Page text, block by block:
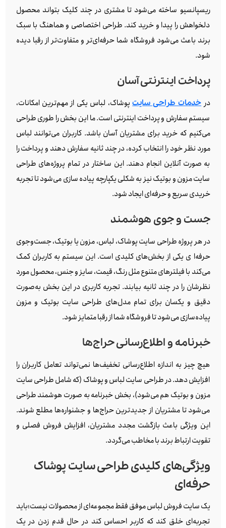
ریسپانسیو ساخته می‌شود تا مشتری در چند کلیک بتواند محصول
دلخواهش را پیدا و خرید کند. طراحی اختصاصی و هماهنگ با سبک
برند باعث می‌شود فروشگاه شما حرفه‌ای‌تر و متفاوت‌تر از رقبا دیده
شود.
پرداخت اینترنتی آسان
در خدمات طراحی سایتپوشاک، لباس یکی از مهم‌ترین امکانات،
سیستم سفارش و پرداخت اینترنتی است. ما این بخش را طوری طراحی
می‌کنیم که خرید برای مشتریان آسان باشد. کاربران می‌توانند لباس
مورد نظر خود را انتخاب کرده، در چند ثانیه سفارش دهند و پرداخت را
به‌ صورت آنلاین انجام دهند. این ساختار در تمام پروژه‌های طراحی
سایت مزون و بوتیک نیز به شکلی یکپارچه پیاده‌ سازی می‌شود تا تجربه
خریدی سریع و حرفه‌ای ایجاد شود.
جست‌ و جوی هوشمند
در هر پروژه طراحی سایت پوشاک، لباس، مزون یا بوتیک، جست‌وجوی
حرفه‌ا ی یکی از بخش‌های کلیدی است. این سیستم به کاربران کمک
می‌کند با فیلترهای متنوع مثل رنگ، قیمت، سایز و جنس، محصول مورد
نظرشان را در چند ثانیه بیابند. تجربه کاربری در این بخش به‌صورت
دقیق و یکسان برای تمام مدل‌های طراحی سایت بوتیک و مزون
پیاده‌سازی می‌شود تا فروشگاه شما از رقبا متمایز شود.
خبرنامه و اطلاع‌رسانی حراج‌ها
هیچ چیز به اندازه اطلاع‌رسانی تخفیف‌ها نمی‌تواند تعامل کاربران را
افزایش دهد. در طراحی سایت لباس و پوشاک (که شامل طراحی سایت
مزون و بوتیک هم می‌شود)، بخش خبرنامه به صورت هوشمند طراحی
می‌شود تا مشتریان از جدیدترین حراج‌ها و جشنواره‌ها مطلع شوند.
این ویژگی باعث بازگشت مجدد مشتریان، افزایش فروش فصلی و
تقویت ارتباط برند با مخاطب می‌گردد.
ویژگی‌های کلیدی طراحی سایت پوشاک
حرفه‌ای
یک سایت فروش لباس موفق فقط مجموعه‌ای از محصولات نیست؛باید
تجربه‌ای خلق کند که کاربر احساس کند در حال قدم زدن در یک